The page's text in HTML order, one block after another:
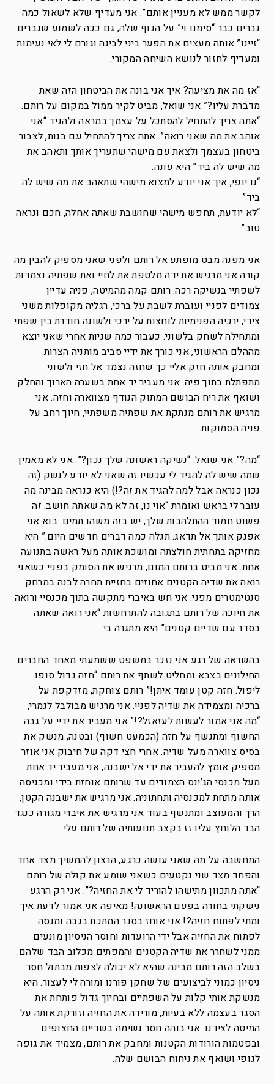
לקשר ממש לא מעניין אותם”. אני מעדיף שלא לשאול כמה
גברים כבר “סימנו וי” על הגוף שלה, גם ככה לשמוע שגברים
“זיינו” אותה מעצים את הפער ביני לבינה וגורם לי לאי נעימות
ומעדיף לחזור לנושא השיחה המקורי.
“אז מה את מציעה? איך אני בונה את הביטחון הזה שאת
מדברת עליו?” אני שואל, מביט לקיר ממול במקום על רותם.
“אתה צריך להתחיל להסתכל על עצמך במראה ולהגיד “אני
אוהב את מה שאני רואה”. אתה צריך להתחיל עם בנות, לצבור
ביטחון בעצמך ולצאת עם מישהי שתעריך אותך ותאהב את
מה שיש לה ביד” היא עונה.
“נו יופי, איך אני יודע למצוא מישהי שתאהב את מה שיש לה
ביד”
“לא יודעת, תחפש מישהי שחושבת שאתה אחלה, חכם ונראה
טוב”
אני מפנה מבט מופתע אל רותם ולפני שאני מספיק להבין מה
קורה אני מרגיש את ידה מלטפת את לחיי ואת שפתיה נצמדות
לשפתיי בנשיקה רכה. רותם קמה מהמיטה, פניה עדיין
צמודים לפניי ועוברת לשבת על ברכי, רגליה מקופלות משני
צידי, ירכיה הפנימיות לוחצות על ירכי ולשונה חודרת בין שפתי
ומתחילה לשחק בלשוני. כעבור כמה שניות אחרי שאני יוצא
מההלם הראשוני, אני כורך את ידיי סביב מותניה הצרות
ומחבק אותה חזק אליי כך שחזה נצמד אל חזי ולשוני
מתפתלת בתוך פיה. אני מעביר יד אחת בשערה הארוך והחלק
ושואף את ריח הבושם המתוק הנודף מצווארה וחזה. אני
מרגיש את רותם מנתקת את שפתיה משפתיי, חיוך רחב על
פניה הסמוקות.
“מה?” אני שואל. “נשיקה ראשונה שלך נכון?”. אני לא מאמין
שמה שיש לה להגיד לי עכשיו זה שאני לא יודע לנשק (זה
נכון כנראה אבל למה להגיד את זה?!) היא כנראה מבינה מה
עובר לי בראש ואומרת “אוי נו, זה לא מה שאתה חושב. זה
פשוט חמוד ההתלהבות שלך, יש בזה משהו תמים. בוא אני
אפנק אותך אל תדאג. תגלה כמה דברים חדשים היום.” היא
מחזיקה בתחתית חולצתה ומושכת אותה מעל ראשה בתנועה
אחת. אני מביט ברותם המום, מרגיש את הסומק בפניי כשאני
רואה את שדיה הקטנים אחוזים בחזיית תחרה לבנה במרחק
סנטימטרים מפני. אני חש באיברי מתקשה בתוך מכנסיי ורואה
את חיוכה של רותם בתגובה להתרחשות “אני רואה שאתה
בסדר עם שדיים קטנים” היא מתגרה בי.
בהשראה של רגע אני נזכר במשפט ששמעתי מאחד החברים
החילונים בצבא ומחליט לשתף את רותם “חזה גדול סופו
ליפול. חזה קטן עומד איתן!” רותם צוחקת, מזדקפת על
ברכיה ומצמידה את שדיה לפניי. אני מרגיש מבולבל לגמרי,
“מה אני אמור לעשות לעזאזל?!” אני מעביר את ידיי על גבה
החשוף ומתנשף על חזה (הכמעט חשוף) ובטנה, מנשק את
בסיס צווארה מעל שדיה. אחרי חצי דקה של חיבוק אני אוזר
מספיק אומץ להעביר את ידי אל ישבנה, אני מעביר יד אחת
מעל מכנסי הג’ינס הצמודים עד שרותם אוחזת בידי ומכניסה
אותה מתחת למכנסיה ותחתוניה. אני מרגיש את ישבנה הקטן,
הרך והמעוצב ומתנשף בעוד אני מרגיש את איברי מגורה כנגד
הבד הלוחץ עליו זז בקצב תנועותיה של רותם עלי.
המחשבה על מה שאני עושה כרגע, הרצון להמשיך מצד אחד
והפחד מצד שני נקטעים כשאני שומע את קולה של רותם
“אתה מתכוון מתישהו להוריד לי את החזיה?”. אני רק הרגע
נישקתי בחורה בפעם הראשונה! מאיפה אני אמור לדעת איך
ומתי לפתוח חזיה?! אני אוחז בסגר המתכת בגבה ומנסה
לפתוח את החזיה אבל ידי הרועדות וחוסר הניסיון מונעים
ממני לשחרר את שדיה הקטנים והמפתים מכלוב הבד שלהם.
בשלב הזה רותם מבינה שהיא לא יכולה לצפות מבתול חסר
ניסיון כמוני לביצועים של שחקן פורנו ומורה לי לעצור. היא
מנשקת אותי קלות על השפתיים ובחיוך גדול פותחת את
הסגר בעצמה ללא בעיות, מורידה את החזיה וזורקת אותה על
המיטה לצידנו. אני בוהה חסר נשימה בשדיים החצופים
ובפטמות הורודות הקטנות ומחבק את רותם, מצמיד את גופה
לגופי ושואף את ניחוח הבושם שלה.